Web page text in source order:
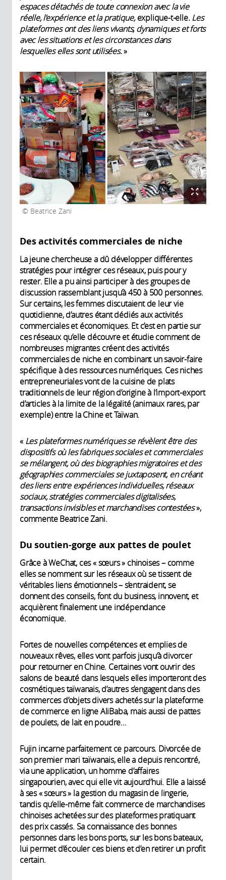
espaces détachés de toute connexion avec la vie
réelle, l’expérience et la pratique,explique-t-elle. Les
plateformes ont des liens vivants, dynamiques et forts
avec les situations et les circonstances dans
lesquelles elles sont utilisées.»
Beatrice Zani
Des activités commerciales de niche
La jeune chercheuse a dû développer différentes
stratégies pour intégrer ces réseaux, puis pour y
rester. Elle a pu ainsi participer à des groupes de
discussion rassemblant jusqu’à 450 à 500 personnes.
Sur certains, les femmes discutaient de leur vie
quotidienne, d’autres étant dédiés aux activités
commerciales et économiques. Et c’est en partie sur
ces réseaux qu’elle découvre et étudie comment de
nombreuses migrantes créent des activités
commerciales de niche en combinant un savoir-faire
spécifique à des ressources numériques. Ces niches
entrepreneuriales vont de la cuisine de plats
traditionnels de leur région d’origine à l’import-export
d’articles à la limite de la légalité (animaux rares, par
exemple) entre la Chine et Taïwan.
« Les plateformes numériques se révèlent être des
dispositifs où les fabriques sociales et commerciales
se mélangent, où des biographies migratoires et des
géographies commerciales se juxtaposent, en créant
des liens entre expériences individuelles, réseaux
sociaux, stratégies commerciales digitalisées,
transactions invisibles et marchandises contestées»,
commente Beatrice Zani.
Du soutien-gorge aux pattes de poulet
Grâce à WeChat, ces « sœurs » chinoises – comme
elles se nomment sur les réseaux où se tissent de
véritables liens émotionnels – s’entraident, se
donnent des conseils, font du business, innovent, et
acquièrent finalement une indépendance
économique.
Fortes de nouvelles compétences et emplies de
nouveaux rêves, elles vont parfois jusqu’à divorcer
pour retourner en Chine. Certaines vont ouvrir des
salons de beauté dans lesquels elles importeront des
cosmétiques taïwanais, d’autres s’engagent dans des
commerces d’objets divers achetés sur la plateforme
de commerce en ligne AliBaba, mais aussi de pattes
de poulets, de lait en poudre…
Fujin incarne parfaitement ce parcours. Divorcée de
son premier mari taïwanais, elle a depuis rencontré,
via une application, un homme d’affaires
singapourien, avec qui elle vit aujourd’hui. Elle a laissé
à ses « sœurs » la gestion du magasin de lingerie,
tandis qu’elle-même fait commerce de marchandises
chinoises achetées sur des plateformes pratiquant
des prix cassés. Sa connaissance des bonnes
personnes dans les bons ports, sur les bons bateaux,
lui permet d’écouler ces biens et d’en retirer un profit
certain.